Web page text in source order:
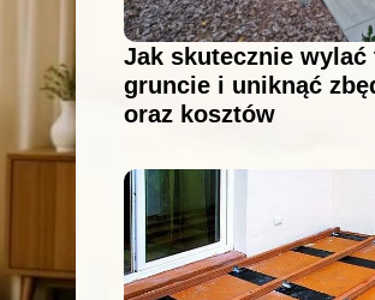
Jak skutecznie wylać
gruncie i uniknąć
oraz kosztów